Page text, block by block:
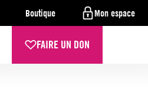
Boutique Mon espace
FAIRE UN DON